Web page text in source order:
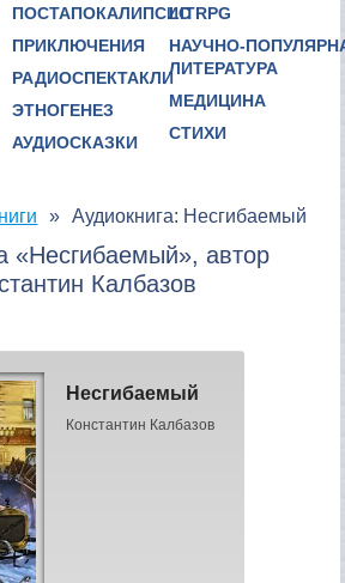
ПОСТАПОКАЛИПСИС
ПРИКЛЮЧЕНИЯ
РАДИОСПЕКТАКЛИ
ЭТНОГЕНЕЗ
АУДИОСКАЗКИ
LITRPG
НАУЧНО-
ЛИТЕРАТУРА
МЕДИЦИНА
СТИХИ
Аудиокнига: Несгибаемый
«Несгибаемый», автор
Калбазов
Несгибаемый
Константин Калбазов